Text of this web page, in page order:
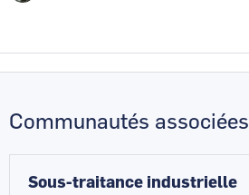
Communautés associées
Sous-traitance industrielle